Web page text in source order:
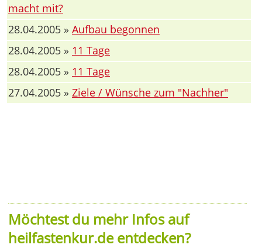
macht mit?
28.04.2005 » Aufbau begonnen
28.04.2005 » 11 Tage
28.04.2005 » 11 Tage
27.04.2005 » Ziele / Wünsche zum "Nachher"
Möchtest du mehr Infos auf
heilfastenkur.de entdecken?